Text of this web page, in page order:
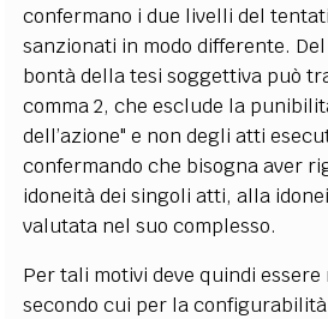
confermano i due livelli del
sanzionati in modo differente.
bontà della tesi soggettiva può
comma 2, che esclude la
dell’azione" e non degli atti
confermando che bisogna aver
idoneità dei singoli atti, alla
valutata nel suo complesso.
Per tali motivi deve quindi
secondo cui per la